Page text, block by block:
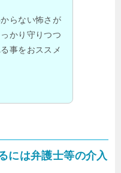
らない怖さが
かり守りつつ
事をおススメ
には弁護士等の介入